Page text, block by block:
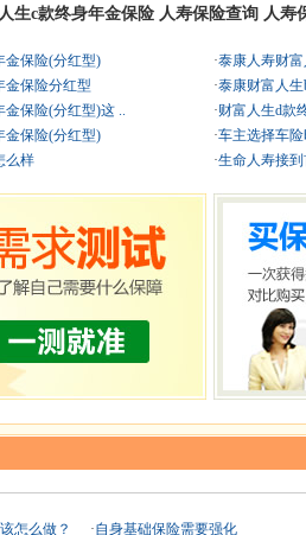
生c款终身年金保险 人寿保险查询 人寿
金保险(分红型)
金保险分红型
金保险(分红型)这 ..
金保险(分红型)
么样
·泰康人寿财
·泰康财富人
·财富人生d款
·车主选择车
·生命人寿接
怎么做？ ·自身基础保险需要强化